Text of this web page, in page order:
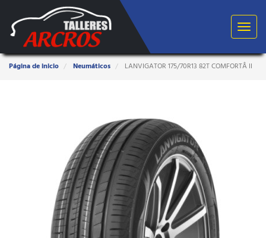
Toggle
Estas
aquí:
Página de inicio Neumáticos LANVIGATOR 175/70R13 82T COMFORTÂ II